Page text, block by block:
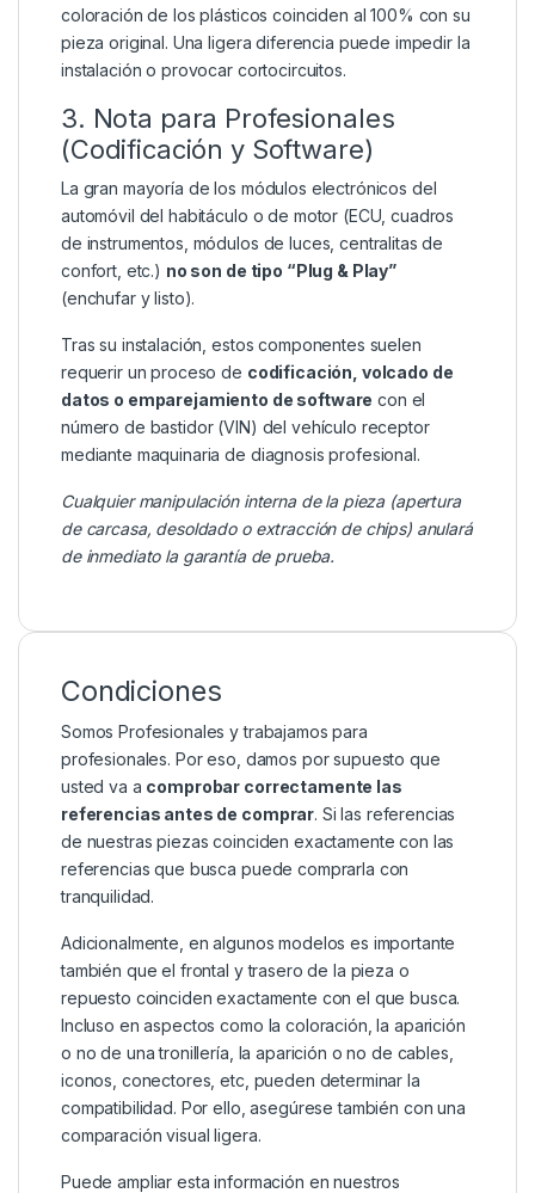
coloración de los plásticos coinciden al 100% con su
pieza original. Una ligera diferencia puede impedir la
instalación o provocar cortocircuitos.
3. Nota para Profesionales
(Codificación y Software)
La gran mayoría de los módulos electrónicos del
automóvil del habitáculo o de motor (ECU, cuadros
de instrumentos, módulos de luces, centralitas de
confort, etc.) no son de tipo “Plug & Play”
(enchufar y listo).
Tras su instalación, estos componentes suelen
requerir un proceso de codificación, volcado de
datos o emparejamiento de software con el
número de bastidor (VIN) del vehículo receptor
mediante maquinaria de diagnosis profesional.
Cualquier manipulación interna de la pieza (apertura
de carcasa, desoldado o extracción de chips) anulará
de inmediato la garantía de prueba.
Condiciones
Somos Profesionales y trabajamos para
profesionales. Por eso, damos por supuesto que
usted va a comprobar correctamente las
referencias antes de comprar. Si las referencias
de nuestras piezas coinciden exactamente con las
referencias que busca puede comprarla con
tranquilidad.
Adicionalmente, en algunos modelos es importante
también que el frontal y trasero de la pieza o
repuesto coinciden exactamente con el que busca.
Incluso en aspectos como la coloración, la aparición
o no de una tronillería, la aparición o no de cables,
iconos, conectores, etc, pueden determinar la
compatibilidad. Por ello, asegúrese también con una
comparación visual ligera.
Puede ampliar esta información en nuestros